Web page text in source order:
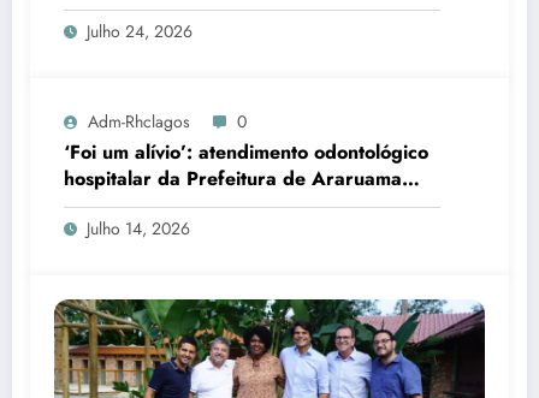
Julho 24, 2026
Adm-Rhclagos 0
‘Foi um alívio’: atendimento odontológico
hospitalar da Prefeitura de Araruama
transforma rotina de famílias atípicas
Julho 14, 2026